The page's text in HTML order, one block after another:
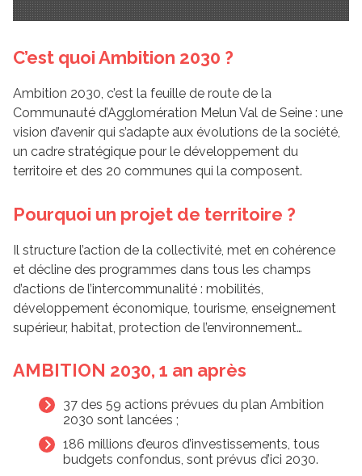
C’est quoi Ambition 2030 ?
Ambition 2030, c’est la feuille de route de la
Communauté d’Agglomération Melun Val de Seine : une
vision d’avenir qui s’adapte aux évolutions de la société,
un cadre stratégique pour le développement du
territoire et des 20 communes qui la composent.
Pourquoi un projet de territoire ?
Il structure l’action de la collectivité, met en cohérence
et décline des programmes dans tous les champs
d’actions de l’intercommunalité : mobilités,
développement économique, tourisme, enseignement
supérieur, habitat, protection de l’environnement…
AMBITION 2030, 1 an après
37 des 59 actions prévues du plan Ambition
2030 sont lancées ;
186 millions d’euros d’investissements, tous
budgets confondus, sont prévus d’ici 2030.